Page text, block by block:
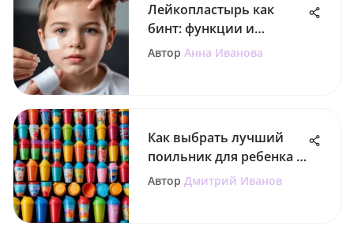
Лейкопластырь как
бинт: функции и
применение
Автор Анна Иванова
Как выбрать лучший
поильник для ребенка в
2 года
Автор Дмитрий Иванов